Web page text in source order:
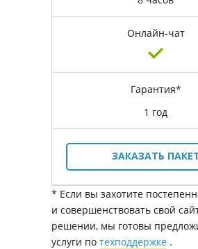
Онлайн-чат
Гарантия*
1 год
ЗАКАЗАТЬ
* Если вы захотите
и совершенствовать свой
решении, мы готовы
услуги по техподдержке .